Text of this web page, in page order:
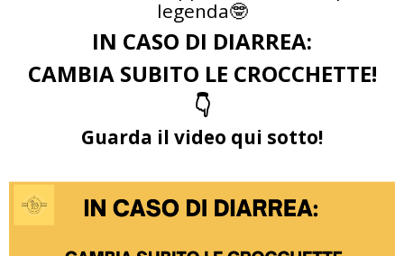
legenda🤓
IN CASO DI DIARREA:
CAMBIA SUBITO LE CROCCHETTE!
👇
Guarda il video qui sotto!